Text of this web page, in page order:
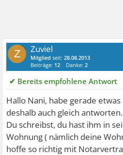
Z Zuviel
Mitglied seit:28.08.2013
Beiträge: 12 Danke:2
✔ Bereits empfohlene Antwort
Hallo Nani, habe gerade
deshalb auch gleich antworten.
Du schreibst, du hast ihm in
Wohnung ( nämlich deine
hoffe so richtig mit